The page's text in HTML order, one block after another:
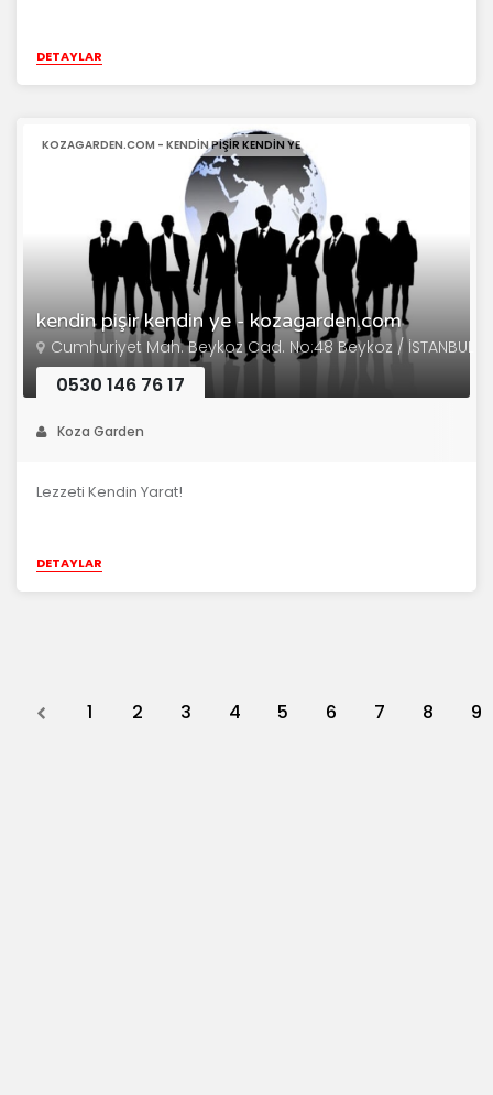
DETAYLAR
kendin pişir kendin ye - kozagarden.com
KOZAGARDEN.COM - KENDIN PIŞIR KENDIN YE
Cumhuriyet Mah. Beykoz Cad. No:48 Beykoz / İSTANBUL
0530 146 76 17
Koza Garden
Lezzeti Kendin Yarat!
DETAYLAR
Previous
1 2 3 4 5 6 7 8 9